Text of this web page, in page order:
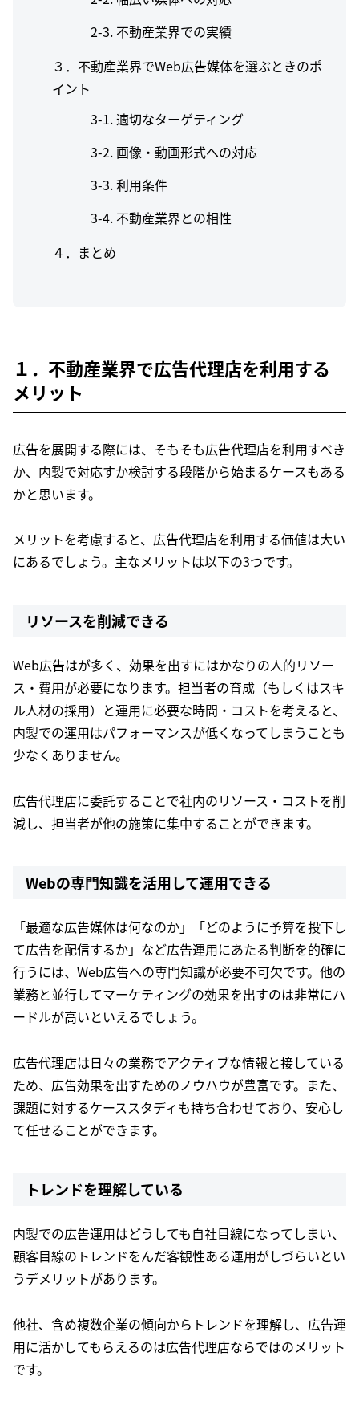
不動産業界での実績
３．不動産業界でWeb広告媒体を選ぶときのポ
イント
適切なターゲティング
画像・動画形式への対応
利用条件
不動産業界との相性
４．まとめ
１．不動産業界で広告代理店を利用する
メリット
広告を展開する際には、そもそも広告代理店を利用すべき
か、内製で対応すか検討する段階から始まるケースもある
かと思います。
メリットを考慮すると、広告代理店を利用する価値は大い
にあるでしょう。主なメリットは以下の3つです。
リソースを削減できる
Web広告はが多く、効果を出すにはかなりの人的リソー
ス・費用が必要になります。担当者の育成（もしくはスキ
ル人材の採用）と運用に必要な時間・コストを考えると、
内製での運用はパフォーマンスが低くなってしまうことも
少なくありません。
広告代理店に委託することで社内のリソース・コストを削
減し、担当者が他の施策に集中することができます。
Webの専門知識を活用して運用できる
「最適な広告媒体は何なのか」「どのように予算を投下し
て広告を配信するか」など広告運用にあたる判断を的確に
行うには、Web広告への専門知識が必要不可欠です。他の
業務と並行してマーケティングの効果を出すのは非常にハ
ードルが高いといえるでしょう。
広告代理店は日々の業務でアクティブな情報と接している
ため、広告効果を出すためのノウハウが豊富です。また、
課題に対するケーススタディも持ち合わせており、安心し
て任せることができます。
トレンドを理解している
内製での広告運用はどうしても自社目線になってしまい、
顧客目線のトレンドをんだ客観性ある運用がしづらいとい
うデメリットがあります。
他社、含め複数企業の傾向からトレンドを理解し、広告運
用に活かしてもらえるのは広告代理店ならではのメリット
です。